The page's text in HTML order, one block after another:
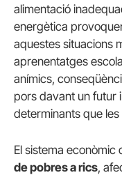
alimentació
energètica
aquestes situacions
aprenentatges
anímics,
pors davant un futur
determinants que
El sistema econòmic
de pobres a rics,